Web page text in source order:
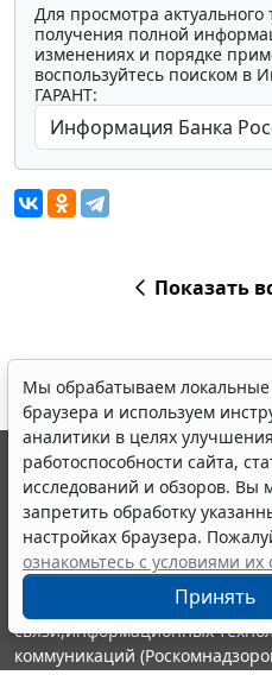
Для просмотра актуального
получения полной
изменениях и порядке
воспользуйтесь поиском в
ГАРАНТ:
Показать
Мы обрабатываем
браузера и используем
аналитики в целях
работоспособности сайта,
исследований и обзоров. Вы
запретить обработку
настройках браузера.
ознакомьтесь с условиями их
Принять
© ООО "НПП "ГАРАНТ-СЕРВИС",
выпускается с 1990 года.
являются участниками
информации ГАРАНТ.
Портал ГАРАНТ.РУ
издания Федеральной
связи,информационных
коммуникаций